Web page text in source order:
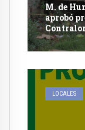
M. de
aprobó
LOCALES